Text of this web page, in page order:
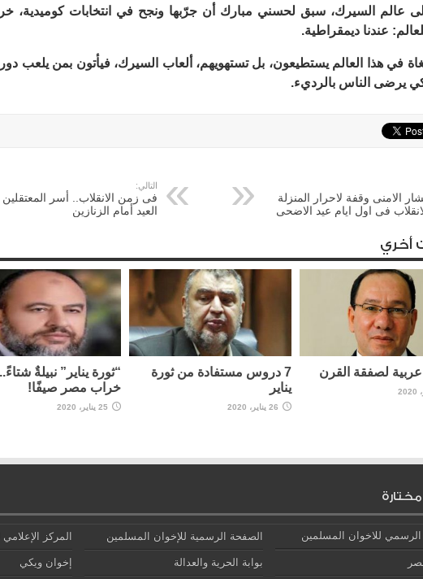
عالم السيرك، سبق لحسني مبارك أن جرّبها ونجح في انتخابات كوميدية،
عندنا ديمقراطية.
في هذا العالم يستطيعون، بل تستهويهم، ألعاب السيرك، فيأتون بمن يلعب دور
كي يرضى الناس بالرديء.
الامنى وقفة لاحرار المنزلة
فى اول ايام عيد الاضحى
التالي:
فى زمن الانقلاب.. أسر
العيد أمام الزنازين
أخري
لصفقة القرن
7 دروس مستفادة من ثورة
يناير
26 يناير، 2020
“ثورة يناير” نبيلةٌ
خراب مصر صيفًا!
25 يناير، 2020
الرسمي للاخوان المسلمين الصفحة الرسمية للإخوان المسلمين المركز
بوابة الحرية والعدالة إخوان ويكي